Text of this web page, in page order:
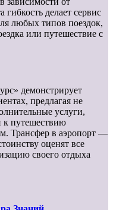
гибкость делает сервис
любых типов поездок,
или путешествие с
демонстрирует
предлагая не
услуги,
к путешествию
Трансфер в аэропорт —
оценят все
своего отдыха